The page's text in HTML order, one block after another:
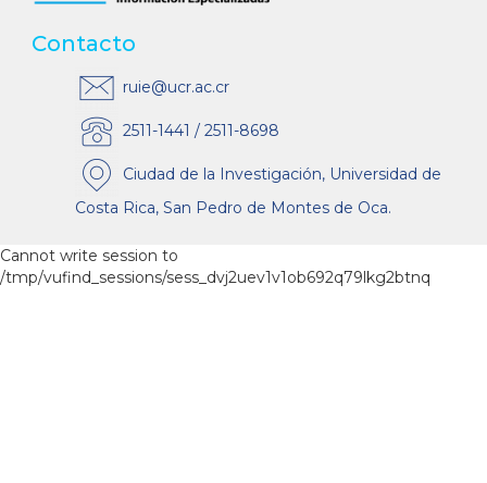
Contacto
ruie@ucr.ac.cr
2511-1441 / 2511-8698
Ciudad de la Investigación, Universidad de
Costa Rica, San Pedro de Montes de Oca.
Cannot write session to
/tmp/vufind_sessions/sess_dvj2uev1v1ob692q79lkg2btnq